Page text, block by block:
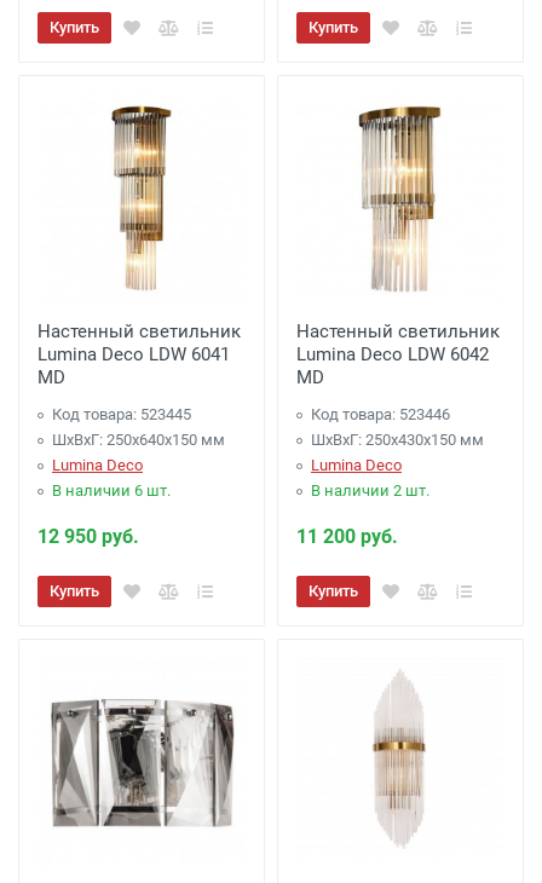
Купить Купить
Настенный светильник
Lumina Deco LDW 6041
MD
Код товара: 523445
ШхВхГ: 250x640x150 мм
Lumina Deco
В наличии 6 шт.
12 950 руб.
Купить
Настенный светильник
Lumina Deco LDW 6042
MD
Код товара: 523446
ШхВхГ: 250x430x150 мм
Lumina Deco
В наличии 2 шт.
11 200 руб.
Купить